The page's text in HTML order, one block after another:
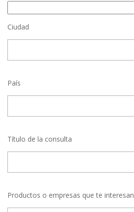
Ciudad
País
Título de la consulta
Productos o empresas que te interesan